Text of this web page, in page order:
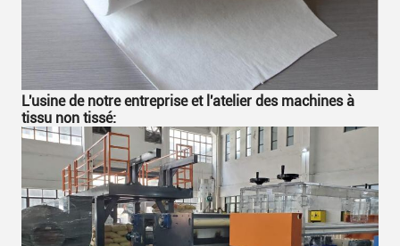
L'usine de notre entreprise et l'atelier des machines à
tissu non tissé: